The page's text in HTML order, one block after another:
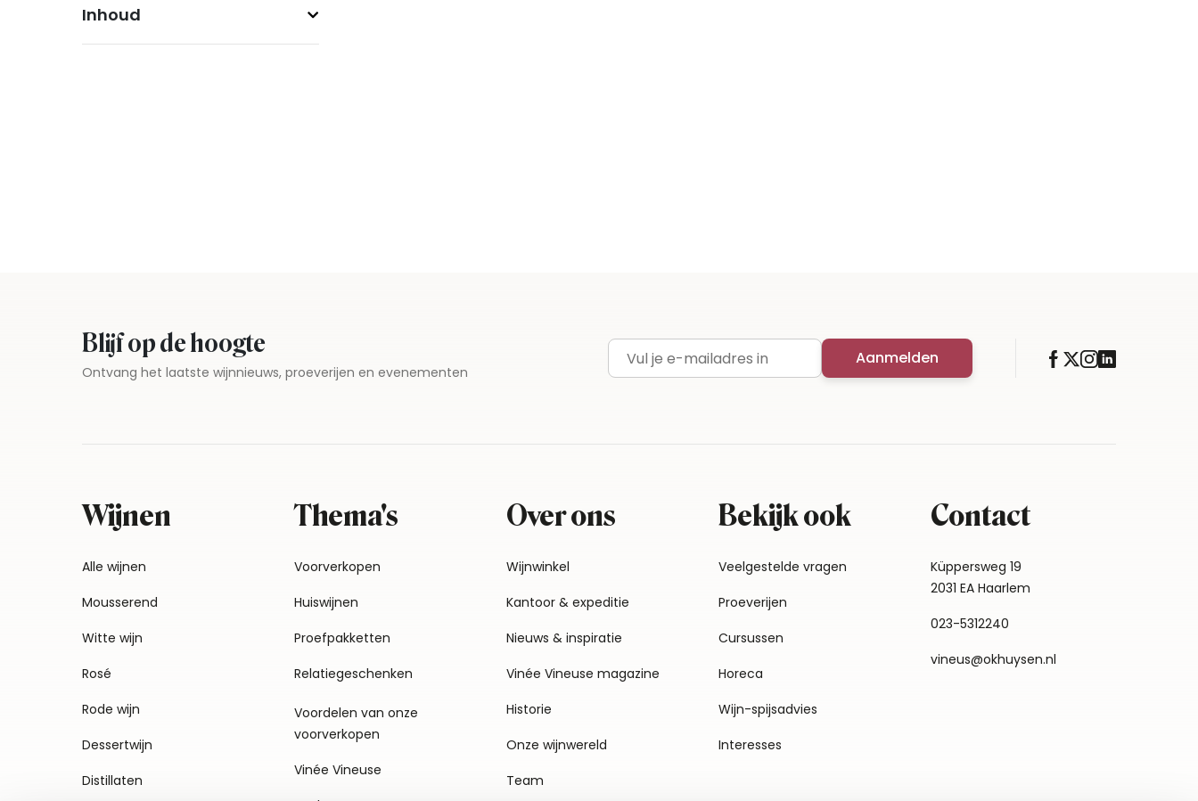
Inhoud
Blijf op de hoogte
Ontvang het laatste wijnnieuws, proeverijen en evenementen E-mailadres Aanmelden
Wijnen
Alle wijnen
Mousserend
Witte wijn
Rosé
Rode wijn
Dessertwijn
Distillaten
Thema's
Voorverkopen
Huiswijnen
Proefpakketten
Relatiegeschenken
Voordelen van onze
voorverkopen
Vinée Vineuse
Over ons
Wijnwinkel
Kantoor & expeditie
Nieuws & inspiratie
Vinée Vineuse magazine
Historie
Onze wijnwereld
Team
Bekijk ook
Veelgestelde vragen
Proeverijen
Cursussen
Horeca
Wijn-spijsadvies
Interesses
Contact
Küppersweg 19
2031 EA Haarlem
023-5312240
vineus@okhuysen.nl